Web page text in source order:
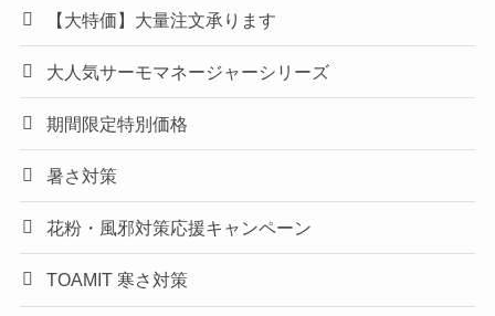
【大特価】大量注文承ります
大人気サーモマネージャーシリーズ
期間限定特別価格
暑さ対策
花粉・風邪対策応援キャンペーン
TOAMIT 寒さ対策